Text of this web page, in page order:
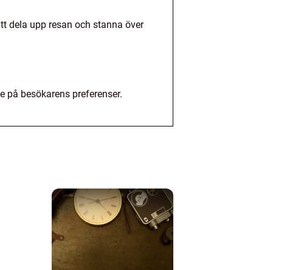
dela upp resan och stanna över
på besökarens preferenser.